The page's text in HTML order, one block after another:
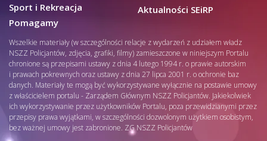
Sport i Rekreacja
Pomagamy
Aktualności SEiRP
Wszelkie materiały (w szczególności relacje z wydarzeń z udziałem władz
NSZZ Policjantów, zdjęcia, grafiki, filmy) zamieszczone w niniejszym Portalu
chronione są przepisami ustawy z dnia 4 lutego 1994 r. o prawie autorskim
i prawach pokrewnych oraz ustawy z dnia 27 lipca 2001 r. o ochronie baz
danych. Materiały te mogą być wykorzystywane wyłącznie na postawie umowy
z właścicielem portalu - Zarządem Głównym NSZZ Policjantów. Jakiekolwiek
ich wykorzystywanie przez użytkowników Portalu, poza przewidzianymi przez
przepisy prawa wyjątkami, w szczególności dozwolonym użytkiem osobistym,
bez ważnej umowy jest zabronione. ZG NSZZ Policjantów